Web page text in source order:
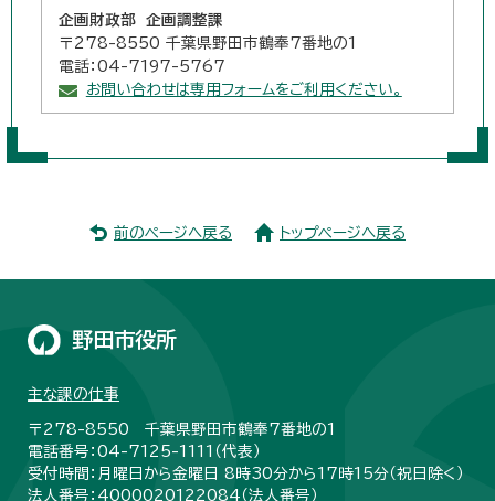
企画財政部 企画調整課
〒278-8550 千葉県野田市鶴奉7番地の1
電話：04-7197-5767
お問い合わせは専用フォームをご利用ください。
前のページへ戻る トップページへ戻る
野田市役所
主な課の仕事
〒278-8550 千葉県野田市鶴奉7番地の1
電話番号：04-7125-1111（代表）
受付時間：月曜日から金曜日 8時30分から17時15分（祝日除く）
法人番号：4000020122084（法人番号 ）